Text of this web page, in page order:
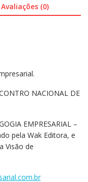
Avaliações (0)
NACIONAL DE
EMPRESARIAL –
pela Wak Editora, e
Visão de